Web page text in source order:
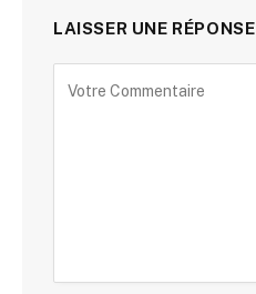
LAISSER UNE RÉPONSE